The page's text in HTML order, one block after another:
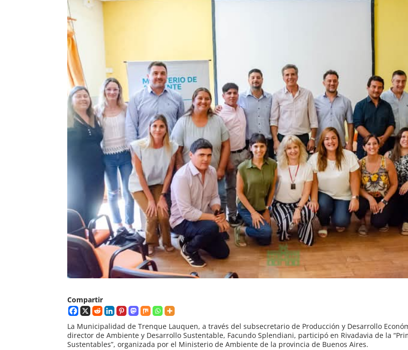
Compartir
La Municipalidad de Trenque Lauquen, a través del subsecretario de Producción y Desarrollo
director de Ambiente y Desarrollo Sustentable, Facundo Splendiani, participó en Rivadavia de la
Sustentables”, organizada por el Ministerio de Ambiente de la provincia de Buenos Aires.